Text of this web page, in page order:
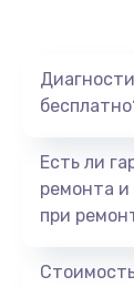
Есть ли
ремонта и
при